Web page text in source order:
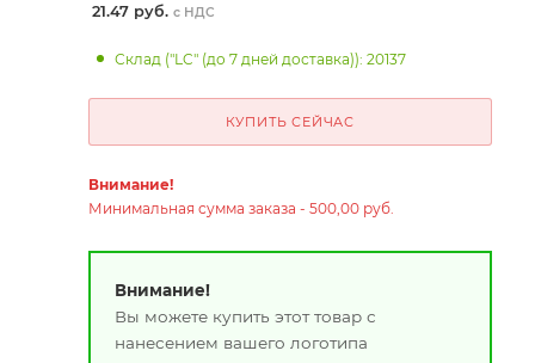
21.47 руб. с НДС
Склад ("LC" (до 7 дней доставка)): 20137
КУПИТЬ СЕЙЧАС
Внимание!
Минимальная сумма заказа - 500,00 руб.
Внимание!
Вы можете купить этот товар с
нанесением вашего логотипа